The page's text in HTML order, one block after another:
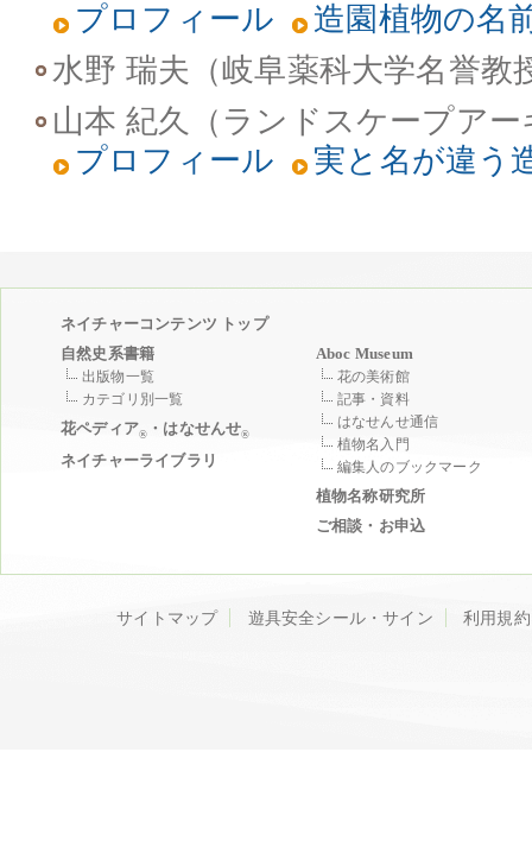
プロフィール
造園植物の名
水野 瑞夫（岐阜薬科大学名誉教
山本 紀久（ランドスケープア
プロフィール
実と名が違う
ネイチャーコンテンツ トップ
自然史系書籍
出版物一覧
カテゴリ別一覧
花ペディア® ・はなせんせ®
ネイチャーライブラリ
Aboc Museum
花の美術館
記事・資料
はなせんせ通信
植物名入門
編集人のブックマーク
植物名称研究所
ご相談・お申込
サイトマップ 遊具安全シール・サイン 利用規約